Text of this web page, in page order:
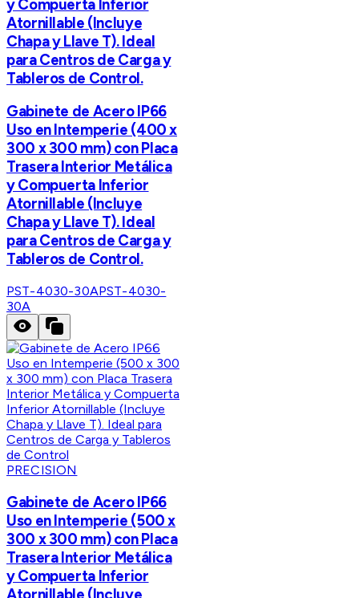
y Compuerta Inferior
Atornillable (Incluye
Chapa y Llave T). Ideal
para Centros de Carga y
Tableros de Control.
Gabinete de Acero IP66
Uso en Intemperie (400 x
300 x 300 mm) con Placa
Trasera Interior Metálica
y Compuerta Inferior
Atornillable (Incluye
Chapa y Llave T). Ideal
para Centros de Carga y
Tableros de Control.
PST-4030-30APST-4030-
30A
PRECISION
Gabinete de Acero IP66
Uso en Intemperie (500 x
300 x 300 mm) con Placa
Trasera Interior Metálica
y Compuerta Inferior
Atornillable (Incluye